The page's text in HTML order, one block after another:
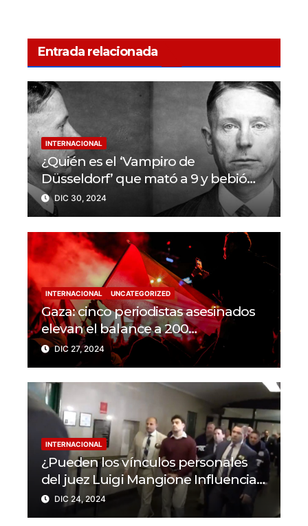
Entrada relacionada
INTERNACIONAL
¿Quién es el ‘Vampiro de
Düsseldorf’ que mató a 9 y bebió
sangre de sus víctimas?
DIC 30, 2024
INTERNACIONAL UNCATEGORIZED
Gaza: cinco periodistas asesinados
elevan el balance a 200
trabajadores de la prensa muertos
en 2024
DIC 27, 2024
INTERNACIONAL
¿Pueden los vínculos personales
del juez Luigi Mangione Influenciar
el caso del CEO de
UnitedHealthcare?
DIC 24, 2024